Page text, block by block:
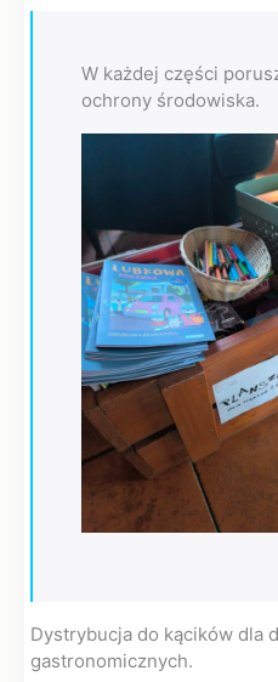
W każdej części
ochrony środowiska.
Dystrybucja do kącików dla
gastronomicznych.